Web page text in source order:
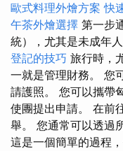
歐式料理外燴方案快
午茶外燴選擇 第一步
統），尤其是未成年人
登記的技巧 旅行時，
一就是管理財務。 您
請護照。 您可以攜帶
使團提出申請。 在前
舉。 您通常可以透過
這是一個簡單的過程